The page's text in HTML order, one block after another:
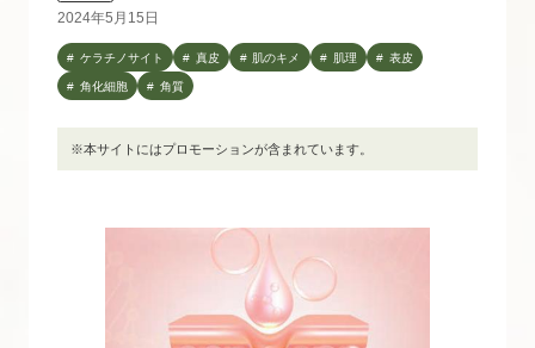
2024年5月15日
ケラチノサイト 真皮 肌のキメ 肌理 表皮
角化細胞 角質
※本サイトにはプロモーションが含まれています。